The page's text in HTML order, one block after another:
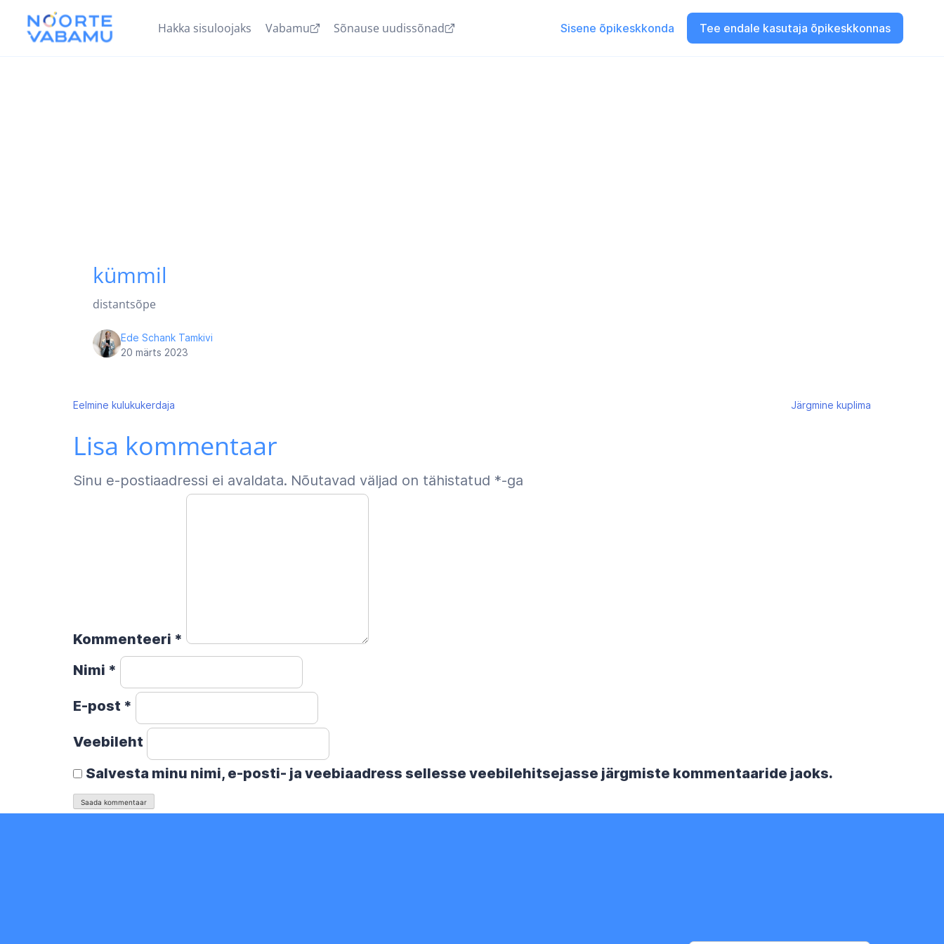
Hakka sisuloojaks Vabamu Sõnause uudissõnad Sisene õpikeskkonda Tee endale kasutaja õpikeskkonnas
kümmil
distantsõpe
Ede Schank Tamkivi
20 märts 2023
Navigeerimine
Eelmine kulukukerdaja Järgmine kuplima
Lisa kommentaar
Sinu e-postiaadressi ei avaldata. Nõutavad väljad on tähistatud *-ga
Kommenteeri *
Nimi *
E-post *
Veebileht
Salvesta minu nimi, e-posti- ja veebiaadress sellesse veebilehitsejasse järgmiste kommentaaride jaoks.